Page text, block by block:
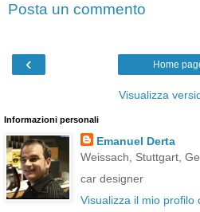
Posta un commento
‹ Home
Visualizza
Informazioni personali
Emanuel Derta
Weissach, Stuttgart,
car designer
Visualizza il mio profilo